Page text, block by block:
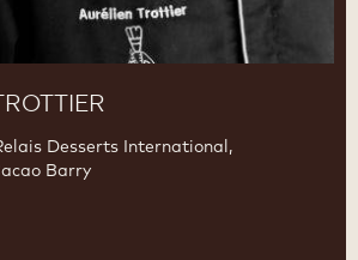
Desserts International,
Barry